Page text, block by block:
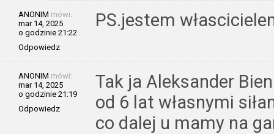
ANONIM mówi:
mar 14, 2025
o godzinie 21:22
Odpowiedz
PS.jestem
ANONIM mówi:
mar 14, 2025
o godzinie 21:19
Odpowiedz
Tak ja Aleksander
od 6 lat własnymi
co dalej u mamy na